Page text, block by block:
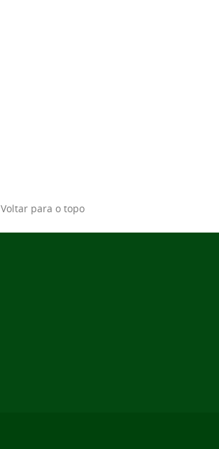
Voltar para o topo